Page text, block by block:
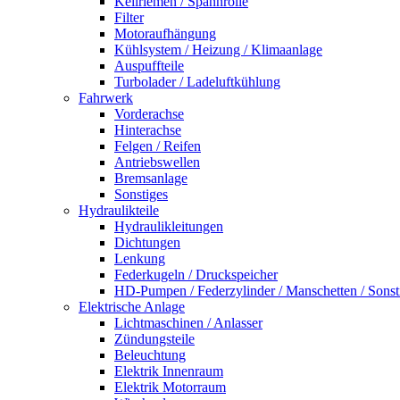
Filter
Motoraufhängung
Kühlsystem / Heizung / Klimaanlage
Auspuffteile
Turbolader / Ladeluftkühlung
Fahrwerk
Vorderachse
Hinterachse
Felgen / Reifen
Antriebswellen
Bremsanlage
Sonstiges
Hydraulikteile
Hydraulikleitungen
Dichtungen
Lenkung
Federkugeln / Druckspeicher
HD-Pumpen / Federzylinder / Manschetten /
Elektrische Anlage
Lichtmaschinen / Anlasser
Zündungsteile
Beleuchtung
Elektrik Innenraum
Elektrik Motorraum